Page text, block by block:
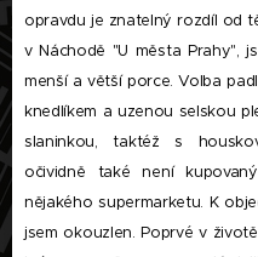
opravdu je znatelný rozdíl od
v Náchodě "U města Prahy",
menší a větší porce. Volba
knedlíkem a uzenou selskou
slaninkou, taktéž s
očividně také není
nějakého supermarketu. K
jsem okouzlen. Poprvé v